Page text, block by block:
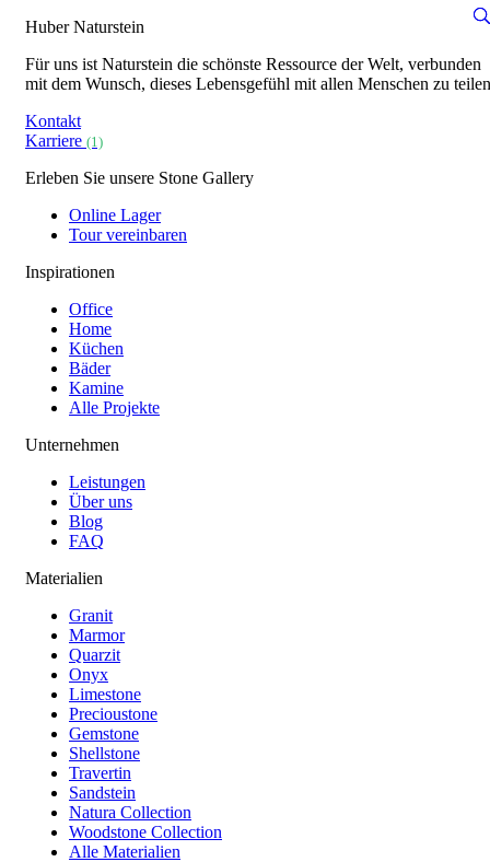
Huber Naturstein
Für uns ist Naturstein die schönste Ressource der Welt, verbunden
mit dem Wunsch, dieses Lebensgefühl mit allen Menschen zu
Kontakt
Karriere (1)
Erleben Sie unsere Stone Gallery
Online Lager
Tour vereinbaren
Inspirationen
Office
Home
Küchen
Bäder
Kamine
Alle Projekte
Unternehmen
Leistungen
Über uns
Blog
FAQ
Materialien
Granit
Marmor
Quarzit
Onyx
Limestone
Precioustone
Gemstone
Shellstone
Travertin
Sandstein
Natura Collection
Woodstone Collection
Alle Materialien